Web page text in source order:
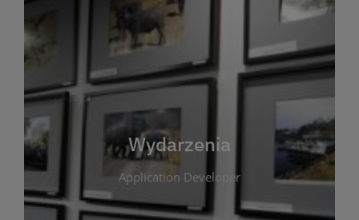
Wydarzenia
Application Developer
Wydarzenia
W tej zakładce publikujemy informacje o
wszystkich wydarzeniach organizowanych przez
bibliotekę. Znajdziesz tu zapowiedzi spotkań
autorskich, warsztatów, prelekcji i zajęć
tematycznych dla różnych grup wiekowych. Każde
wydarzenie ma na celu promowanie kultury
czytelniczej oraz integrację społeczności lokalnej.
Dzięki kalendarzowi wydarzeń możesz łatwo